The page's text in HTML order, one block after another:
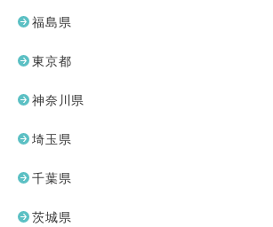
福島県
東京都
神奈川県
埼玉県
千葉県
茨城県